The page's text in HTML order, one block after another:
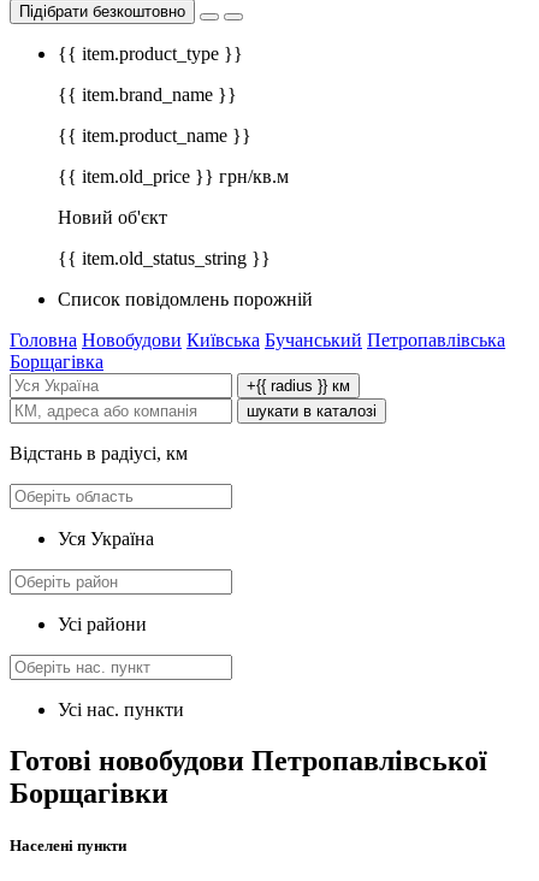
Підібрати безкоштовно
{{ item.product_type }}
{{ item.brand_name }}
{{ item.product_name }}
{{ item.old_price }} грн/кв.м
Новий об'єкт
{{ item.old_status_string }}
Список повідомлень порожній
Головна Новобудови Київська Бучанський Петропавлівська
Борщагівка
+{{ radius }} км
шукати в каталозі
Відстань в радіусі, км
Уся Україна
Усі райони
Усі нас. пункти
Готові новобудови Петропавлівської
Борщагівки
Населені пункти